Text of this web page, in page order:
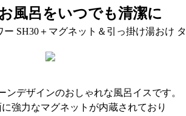
風呂をいつでも清潔に
SH30＋マグネット＆引っ掛け湯おけ
ンデザインのおしゃれな風呂イスです。
強力なマグネットが内蔵されており